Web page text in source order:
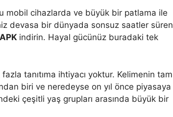
mobil cihazlarda ve büyük bir patlama ile
devasa bir dünyada sonsuz saatler süren
indirin. Hayal gücünüz buradaki tek
tanıtıma ihtiyacı yoktur. Kelimenin tam
biri ve neredeyse on yıl önce piyasaya
çeşitli yaş grupları arasında büyük bir